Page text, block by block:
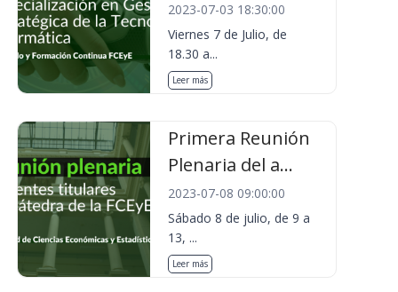
2023-07-03 18:30:00
Viernes 7 de Julio, de
18.30 a...
Leer más
Primera Reunión
Plenaria del a...
2023-07-08 09:00:00
Sábado 8 de julio, de 9 a
13, ...
Leer más